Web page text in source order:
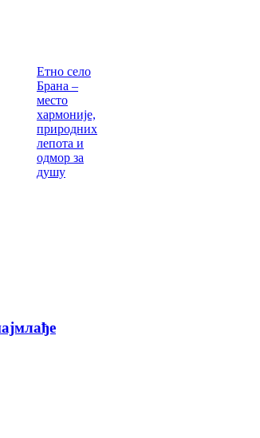
Етно село
Брана –
место
хармоније,
природних
лепота и
одмор за
душу